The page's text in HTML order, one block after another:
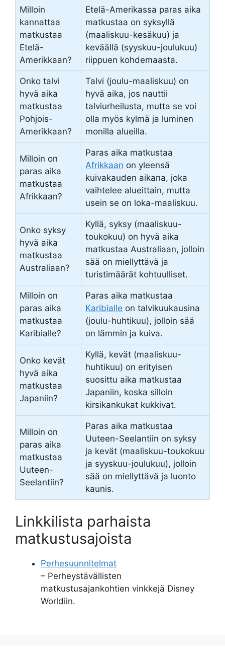
Milloin
kannattaa
matkustaa
Etelä-
Amerikkaan?
Etelä-Amerikassa paras aika
matkustaa on syksyllä
(maaliskuu-kesäkuu) ja
keväällä (syyskuu-joulukuu)
riippuen kohdemaasta.
Onko talvi
hyvä aika
matkustaa
Pohjois-
Amerikkaan?
Talvi (joulu-maaliskuu) on
hyvä aika, jos nauttii
talviurheilusta, mutta se voi
olla myös kylmä ja luminen
monilla alueilla.
Milloin on
paras aika
matkustaa
Afrikkaan?
Paras aika matkustaa
Afrikkaan on yleensä
kuivakauden aikana, joka
vaihtelee alueittain, mutta
usein se on loka-maaliskuu.
Onko syksy
hyvä aika
matkustaa
Australiaan?
Kyllä, syksy (maaliskuu-
toukokuu) on hyvä aika
matkustaa Australiaan, jolloin
sää on miellyttävä ja
turistimäärät kohtuulliset.
Milloin on
paras aika
matkustaa
Karibialle?
Paras aika matkustaa
Karibialle on talvikuukausina
(joulu-huhtikuu), jolloin sää
on lämmin ja kuiva.
Onko kevät
hyvä aika
matkustaa
Japaniin?
Kyllä, kevät (maaliskuu-
huhtikuu) on erityisen
suosittu aika matkustaa
Japaniin, koska silloin
kirsikankukat kukkivat.
Milloin on
paras aika
matkustaa
Uuteen-
Seelantiin?
Paras aika matkustaa
Uuteen-Seelantiin on syksy
ja kevät (maaliskuu-toukokuu
ja syyskuu-joulukuu), jolloin
sää on miellyttävä ja luonto
kaunis.
Linkkilista parhaista
matkustusajoista
Perhesuunnitelmat
– Perheystävällisten
matkustusajankohtien vinkkejä Disney
Worldiin.